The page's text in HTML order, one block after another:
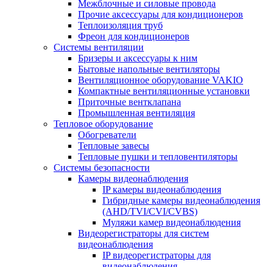
Межблочные и силовые провода
Прочие аксессуары для кондиционеров
Теплоизоляция труб
Фреон для кондиционеров
Системы вентиляции
Бризеры и аксессуары к ним
Бытовые напольные вентиляторы
Вентиляционное оборудование VAKIO
Компактные вентиляционные установки
Приточные вентклапана
Промышленная вентиляция
Тепловое оборудование
Обогреватели
Тепловые завесы
Тепловые пушки и тепловентиляторы
Системы безопасности
Камеры видеонаблюдения
IP камеры видеонаблюдения
Гибридные камеры видеонаблюдения
(AHD/TVI/CVI/CVBS)
Муляжи камер видеонаблюдения
Видеорегистраторы для систем
видеонаблюдения
IP видеорегистраторы для